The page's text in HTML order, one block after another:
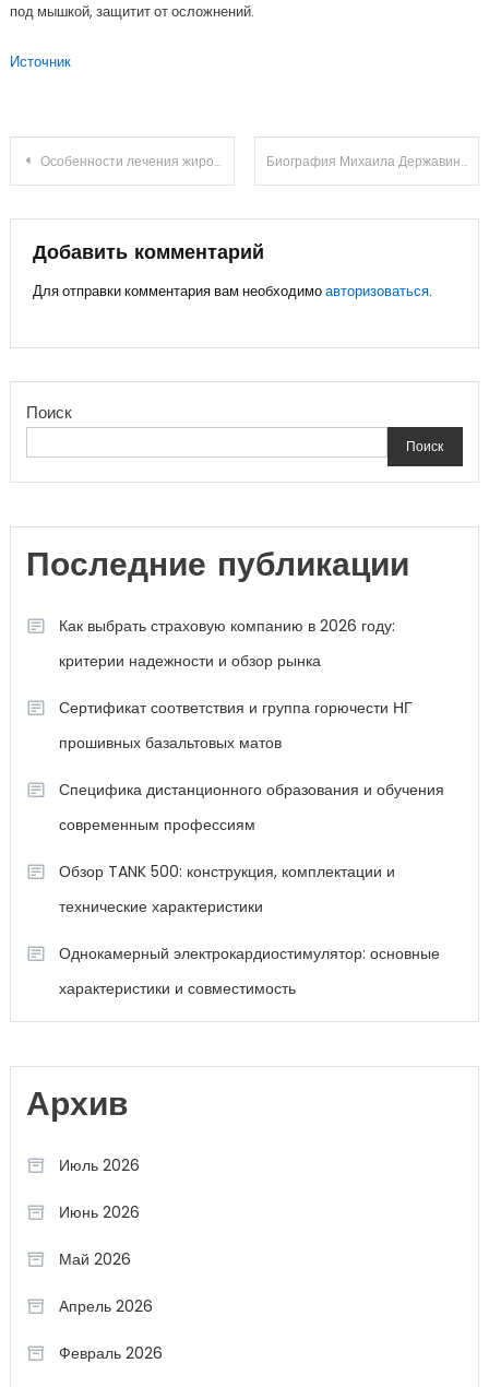
под мышкой, защитит от осложнений.
Источник
Навигация
по
записям
Особенности лечения жировика на лобке и в паху у мужчин и женщин Биография Михаила Державина — Википедия — детство, творческий путь, успехи и достижения русского поэта
Добавить комментарий
Для отправки комментария вам необходимоавторизоваться.
Поиск
Поиск
Последние публикации
Как выбрать страховую компанию в 2026 году:
критерии надежности и обзор рынка
Сертификат соответствия и группа горючести НГ
прошивных базальтовых матов
Специфика дистанционного образования и обучения
современным профессиям
Обзор TANK 500: конструкция, комплектации и
технические характеристики
Однокамерный электрокардиостимулятор: основные
характеристики и совместимость
Архив
Июль 2026
Июнь 2026
Май 2026
Апрель 2026
Февраль 2026